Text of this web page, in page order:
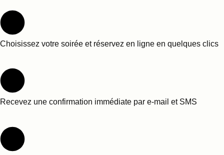
Choisissez votre soirée et réservez en ligne en quelques clics
Recevez une confirmation immédiate par e-mail et SMS